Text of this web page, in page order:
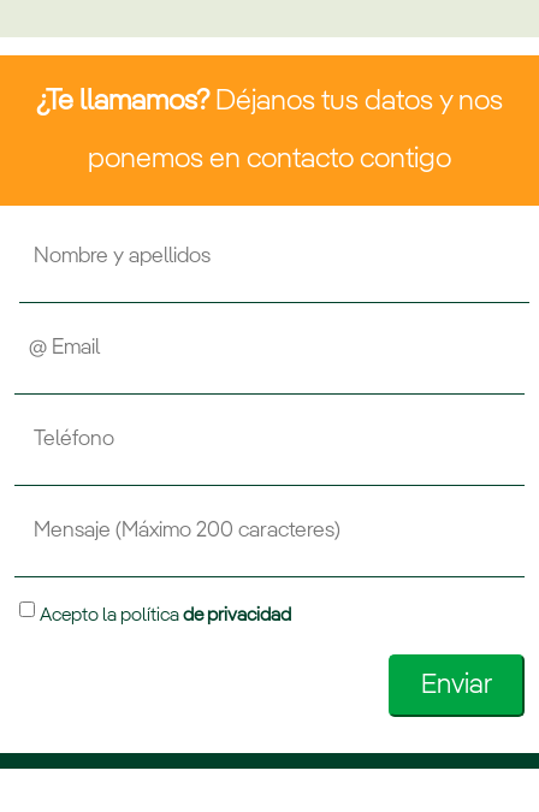
¿Te llamamos? Déjanos tus datos y nos
ponemos en contacto contigo
Acepto la políticade privacidad